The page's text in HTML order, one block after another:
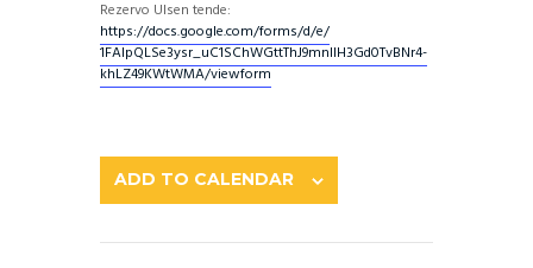
Rezervo Ulsen tende:
https://docs.google.com/forms/d/e/
1FAIpQLSe3ysr_uC1SChWGttThJ9mnlIH3Gd0TvBNr4-
khLZ49KWtWMA/viewform
ADD TO CALENDAR